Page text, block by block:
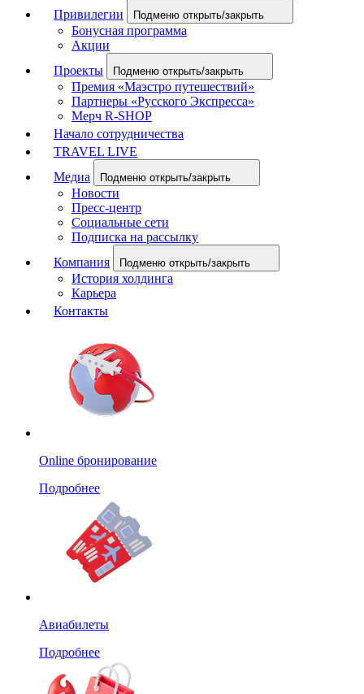
Привилегии
Подменю открыть/закрыть
Бонусная программа
Акции
Проекты
Подменю открыть/закрыть
Премия «Маэстро путешествий»
Партнеры «Русского Экспресса»
Мерч R-SHOP
Начало сотрудничества
TRAVEL LIVE
Медиа
Подменю открыть/закрыть
Новости
Пресс-центр
Социальные сети
Подписка на рассылку
Компания
Подменю открыть/закрыть
История холдинга
Карьера
Контакты
Online бронирование
Подробнее
Авиабилеты
Подробнее